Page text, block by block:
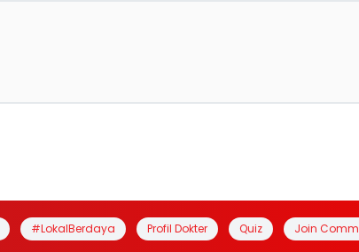
#LokalBerdaya Profil Dokter Quiz Join